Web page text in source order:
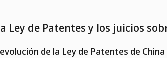
Ley de Patentes y los juicios
de la Ley de Patentes de China